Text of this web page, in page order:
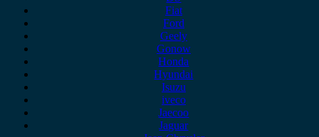
Fiat
Ford
Geely
Gonow
Honda
Hyundai
Isuzu
iveco
Jaecoo
Jaguar